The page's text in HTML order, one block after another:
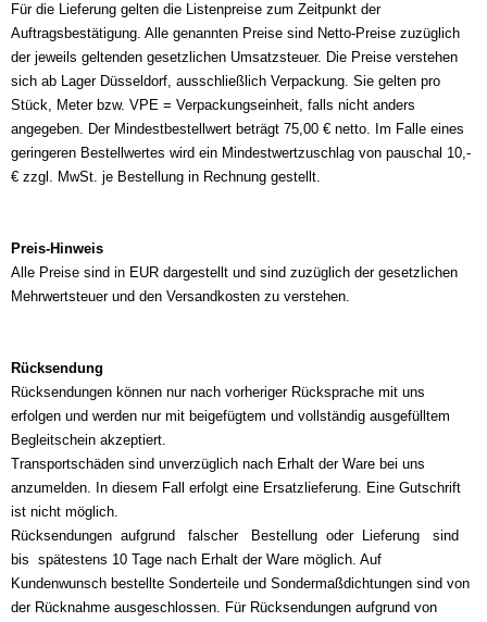
Für die Lieferung gelten die Listenpreise zum Zeitpunkt der
Auftragsbestätigung. Alle genannten Preise sind Netto-Preise zuzüglich
der jeweils geltenden gesetzlichen Umsatzsteuer. Die Preise verstehen
sich ab Lager Düsseldorf, ausschließlich Verpackung. Sie gelten pro
Stück, Meter bzw. VPE = Verpackungseinheit, falls nicht anders
angegeben. Der Mindestbestellwert beträgt 75,00 € netto. Im Falle eines
geringeren Bestellwertes wird ein Mindestwertzuschlag von pauschal 10,-
€ zzgl. MwSt. je Bestellung in Rechnung gestellt.
Preis-Hinweis
Alle Preise sind in EUR dargestellt und sind zuzüglich der gesetzlichen
Mehrwertsteuer und den Versandkosten zu verstehen.
Rücksendung
Rücksendungen können nur nach vorheriger Rücksprache mit uns
erfolgen und werden nur mit beigefügtem und vollständig ausgefülltem
Begleitschein akzeptiert.
Transportschäden sind unverzüglich nach Erhalt der Ware bei uns
anzumelden. In diesem Fall erfolgt eine Ersatzlieferung. Eine Gutschrift
ist nicht möglich.
Rücksendungen aufgrund falscher Bestellung oder Lieferung sind
bis spätestens 10 Tage nach Erhalt der Ware möglich. Auf
Kundenwunsch bestellte Sonderteile und Sondermaßdichtungen sind von
der Rücknahme ausgeschlossen. Für Rücksendungen aufgrund von